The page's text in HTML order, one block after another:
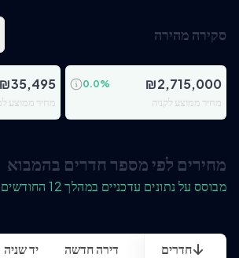
סקירה מהירה
₪2,715,000
0.0%
מחיר ממוצע לקניה
₪35,495
מחיר ממוצע
מחירים לפי מספר חדרים בהמבוא
מבוסס על נתונים עדכניים במהלך 12 החודשים האחרונים
חדרים דירה חדשה יד שניה